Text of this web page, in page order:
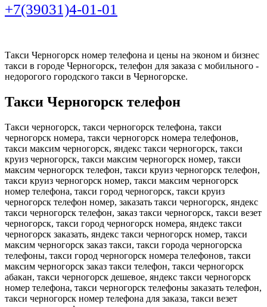
+7(39031)4-01-01
Такси Черногорск номер телефона и цены на эконом и бизнес
такси в городе Черногорск, телефон для заказа с мобильного -
недорогого городского такси в Черногорске.
Такси Черногорск телефон
Такси черногорск, такси черногорск телефона, такси
черногорск номера, такси черногорск номера телефонов,
такси максим черногорск, яндекс такси черногорск, такси
круиз черногорск, такси максим черногорск номер, такси
максим черногорск телефон, такси круиз черногорск телефон,
такси круиз черногорск номер, такси максим черногорск
номер телефона, такси город черногорск, такси круиз
черногорск телефон номер, заказать такси черногорск, яндекс
такси черногорск телефон, заказ такси черногорск, такси везет
черногорск, такси город черногорск номера, яндекс такси
черногорск заказать, яндекс такси черногорск номер, такси
максим черногорск заказ такси, такси города черногорска
телефоны, такси город черногорск номера телефонов, такси
максим черногорск заказ такси телефон, такси черногорск
абакан, такси черногорск дешевое, яндекс такси черногорск
номер телефона, такси черногорск телефоны заказать телефон,
такси черногорск номер телефона для заказа, такси везет